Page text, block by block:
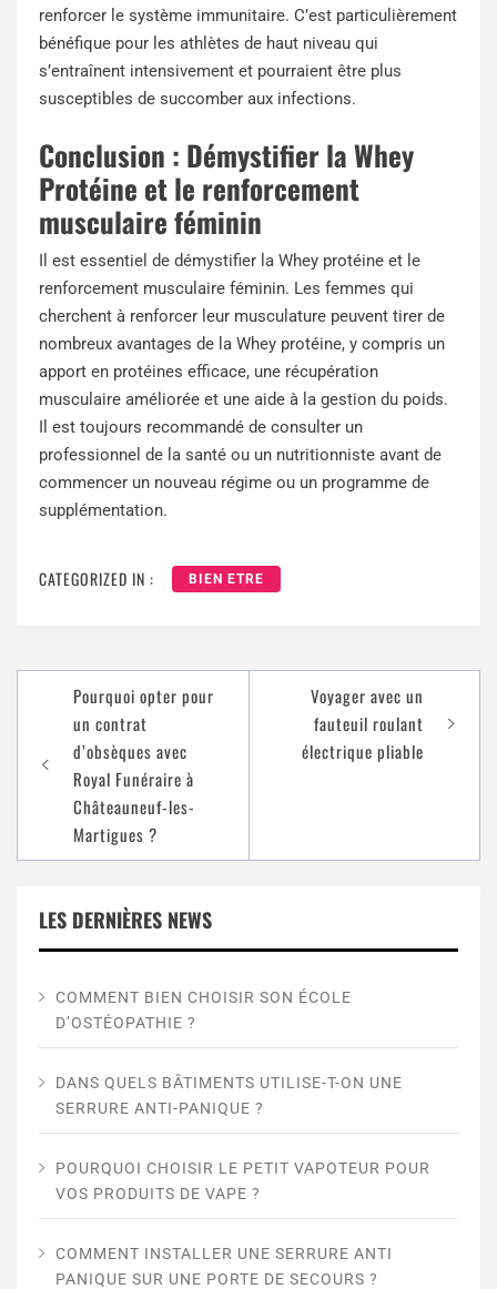
renforcer le système immunitaire. C’est particulièrement
bénéfique pour les athlètes de haut niveau qui
s’entraînent intensivement et pourraient être plus
susceptibles de succomber aux infections.
Conclusion : Démystifier la Whey
Protéine et le renforcement
musculaire féminin
Il est essentiel de démystifier la Whey protéine et le
renforcement musculaire féminin. Les femmes qui
cherchent à renforcer leur musculature peuvent tirer de
nombreux avantages de la Whey protéine, y compris un
apport en protéines efficace, une récupération
musculaire améliorée et une aide à la gestion du poids.
Il est toujours recommandé de consulter un
professionnel de la santé ou un nutritionniste avant de
commencer un nouveau régime ou un programme de
supplémentation.
CATEGORIZED IN : BIEN ETRE
Pourquoi opter pour
un contrat
d’obsèques avec
Royal Funéraire à
Châteauneuf-les-
Martigues ?
Voyager avec un
fauteuil roulant
électrique pliable
LES DERNIÈRES NEWS
COMMENT BIEN CHOISIR SON ÉCOLE
D’OSTÉOPATHIE ?
DANS QUELS BÂTIMENTS UTILISE-T-ON UNE
SERRURE ANTI-PANIQUE ?
POURQUOI CHOISIR LE PETIT VAPOTEUR POUR
VOS PRODUITS DE VAPE ?
COMMENT INSTALLER UNE SERRURE ANTI
PANIQUE SUR UNE PORTE DE SECOURS ?